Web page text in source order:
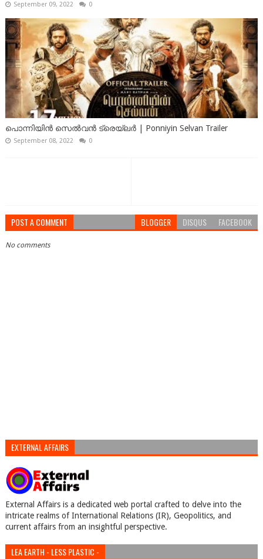
September 09, 2022 0
പൊന്നിയിൻ സെൽവൻ ട്രെയ്‌ലർ | Ponniyin Selvan Trailer
September 08, 2022 0
POST A COMMENT BLOGGER DISQUS FACEBOOK
No comments
EXTERNAL AFFAIRS
External Affairs is a dedicated web portal crafted to delve into the
intricate realms of International Relations (IR), Geopolitics, and
current affairs from an insightful perspective.
LEA EARTH - LESS PLASTIC -